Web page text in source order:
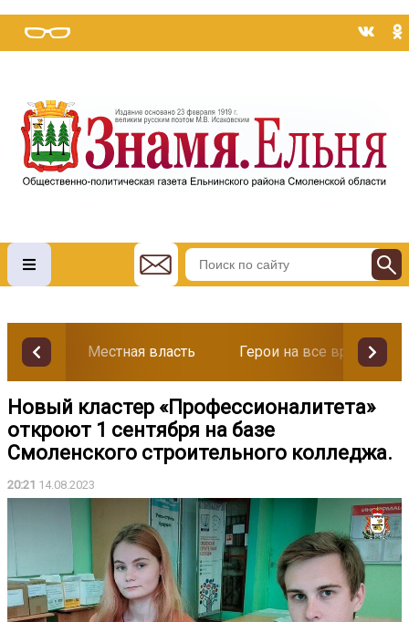
Местная власть Герои на все времена
Новый кластер «Профессионалитета»
откроют 1 сентября на базе
Смоленского строительного колледжа.
20:21 14.08.2023